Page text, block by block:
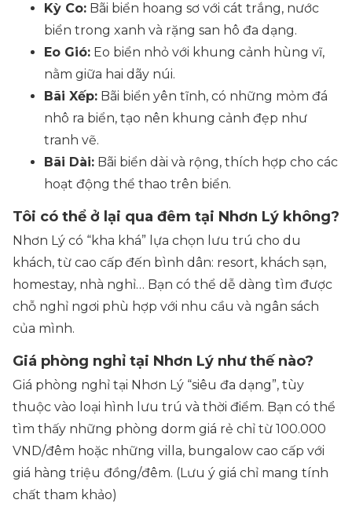
Kỳ Co: Bãi biển hoang sơ với cát trắng, nước
biển trong xanh và rặng san hô đa dạng.
Eo Gió: Eo biển nhỏ với khung cảnh hùng vĩ,
nằm giữa hai dãy núi.
Bãi Xếp: Bãi biển yên tĩnh, có những mỏm đá
nhô ra biển, tạo nên khung cảnh đẹp như
tranh vẽ.
Bãi Dài: Bãi biển dài và rộng, thích hợp cho các
hoạt động thể thao trên biển.
Tôi có thể ở lại qua đêm tại Nhơn Lý không?
Nhơn Lý có “kha khá” lựa chọn lưu trú cho du
khách, từ cao cấp đến bình dân: resort, khách sạn,
homestay, nhà nghỉ… Bạn có thể dễ dàng tìm được
chỗ nghỉ ngơi phù hợp với nhu cầu và ngân sách
của mình.
Giá phòng nghỉ tại Nhơn Lý như thế nào?
Giá phòng nghỉ tại Nhơn Lý “siêu đa dạng”, tùy
thuộc vào loại hình lưu trú và thời điểm. Bạn có thể
tìm thấy những phòng dorm giá rẻ chỉ từ 100.000
VND/đêm hoặc những villa, bungalow cao cấp với
giá hàng triệu đồng/đêm. (Lưu ý giá chỉ mang tính
chất tham khảo)